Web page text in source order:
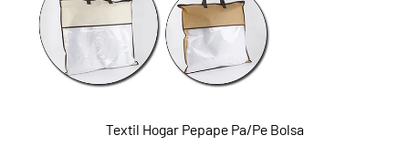
Textil Hogar Pepape Pa/Pe Bolsa